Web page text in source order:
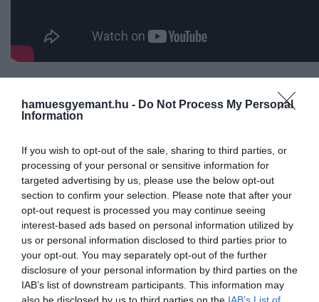
hamuesgyemant.hu - Do Not Process My Personal
Information
If you wish to opt-out of the sale, sharing to third parties, or
processing of your personal or sensitive information for
targeted advertising by us, please use the below opt-out
section to confirm your selection. Please note that after your
opt-out request is processed you may continue seeing
interest-based ads based on personal information utilized by
us or personal information disclosed to third parties prior to
your opt-out. You may separately opt-out of the further
disclosure of your personal information by third parties on the
IAB’s list of downstream participants. This information may
színésznőNinaszemtanúja egy gyilkossági
amelynek következtében a Soho alvilágában találja
egy nagyra becsült színházi kritikusra,Jimmyre (Ian
McKellen) helyeződik át, akinek a Daily Chronicle
újság tulajdonosának halála után veszélybe kerül az
állása. Amikor Jimmy találkozik Ninával, kettejük
egyfajta szövetség alakul ki, ami a kritikus
megőrzésére és a színésznő karrierjének
irányul.
AzIan McKellenés Gemma Arterton mellett Mark